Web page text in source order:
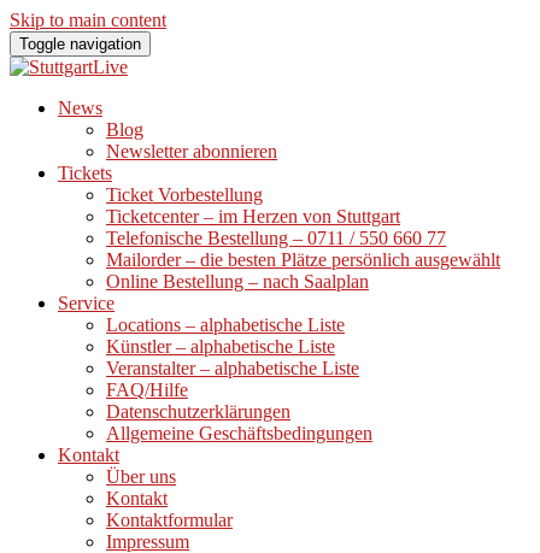
Skip to main content
Toggle navigation
News
Blog
Newsletter abonnieren
Tickets
Ticket Vorbestellung
Ticketcenter – im Herzen von Stuttgart
Telefonische Bestellung – 0711 / 550 660 77
Mailorder – die besten Plätze persönlich ausgewählt
Online Bestellung – nach Saalplan
Service
Locations – alphabetische Liste
Künstler – alphabetische Liste
Veranstalter – alphabetische Liste
FAQ/Hilfe
Datenschutzerklärungen
Allgemeine Geschäftsbedingungen
Kontakt
Über uns
Kontakt
Kontaktformular
Impressum